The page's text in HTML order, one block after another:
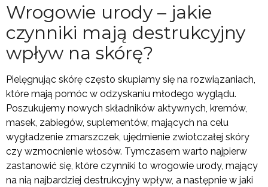
Wrogowie urody – jakie
czynniki mają destrukcyjny
wpływ na skórę?
Pielęgnując skórę często skupiamy się na rozwiązaniach,
które mają pomóc w odzyskaniu młodego wyglądu.
Poszukujemy nowych składników aktywnych, kremów,
masek, zabiegów, suplementów, mających na celu
wygładzenie zmarszczek, ujędrnienie zwiotczałej skóry
czy wzmocnienie włosów. Tymczasem warto najpierw
zastanowić się, które czynniki to wrogowie urody, mający
na nią najbardziej destrukcyjny wpływ, a następnie w jaki